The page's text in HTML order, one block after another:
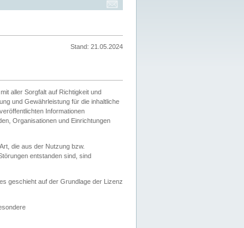
Stand: 21.05.2024
aller Sorgfalt auf Richtigkeit und
und Gewährleistung für die inhaltliche
Informationen
Organisationen und Einrichtungen
die aus der Nutzung bzw.
entstanden sind, sind
geschieht auf der Grundlage der Lizenz